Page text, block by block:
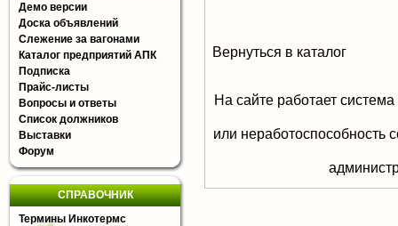
Демо версии
Доска объявлений
Слежение за вагонами
Каталог предприятий АПК
Подписка
Прайс-листы
Вопросы и ответы
Список должников
Выставки
Форум
СПРАВОЧНИК
Термины Инкотермс
Вернуться в каталог
На сайте работает
или неработоспособность